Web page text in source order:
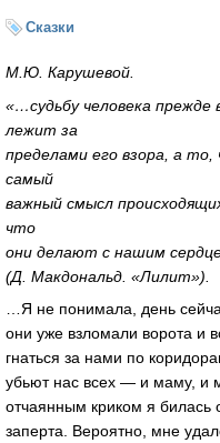
Сказки
М.Ю. Карушевой.
«…судьбу человека
лежит за
пределами его взора, а
самый
важный смысл
что
они делают с нашим
(Д. Макдональд. «Лилит»).
…Я не понимала, день
они уже взломали ворота и
гнаться за нами по
убьют нас всех — и маму, и
отчаянным криком я билась
заперта. Вероятно, мне